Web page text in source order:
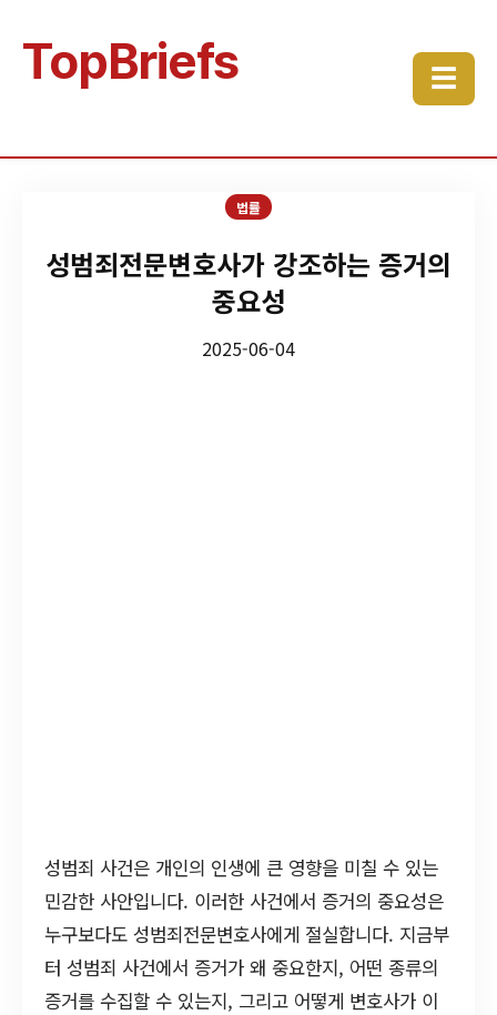
TopBriefs ☰
법률
성범죄전문변호사가 강조하는 증거의
중요성
2025-06-04
성범죄 사건은 개인의 인생에 큰 영향을 미칠 수 있는
민감한 사안입니다. 이러한 사건에서 증거의 중요성은
누구보다도 성범죄전문변호사에게 절실합니다. 지금부
터 성범죄 사건에서 증거가 왜 중요한지, 어떤 종류의
증거를 수집할 수 있는지, 그리고 어떻게 변호사가 이